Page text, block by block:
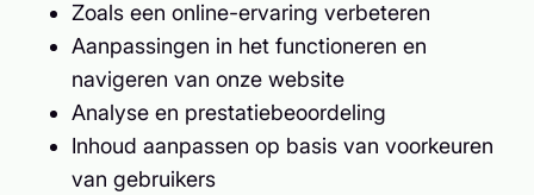
Zoals een online-ervaring verbeteren
Aanpassingen in het functioneren en
navigeren van onze website
Analyse en prestatiebeoordeling
Inhoud aanpassen op basis van voorkeuren
van gebruikers